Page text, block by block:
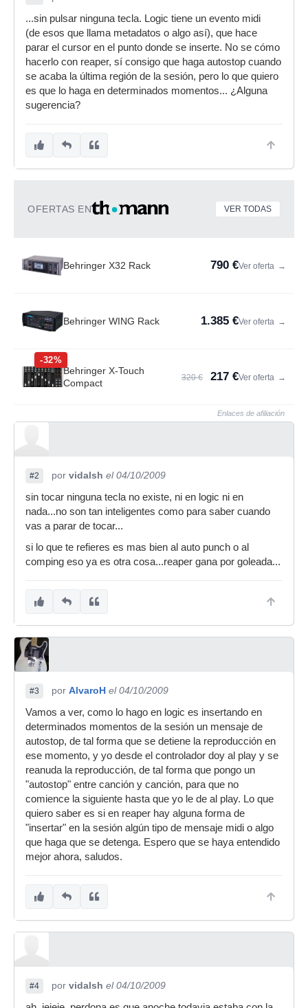
...sin pulsar ninguna tecla. Logic tiene un evento midi
(de esos que llama metadatos o algo así), que hace
parar el cursor en el punto donde se inserte. No se cómo
hacerlo con reaper, sí consigo que haga autostop cuando
se acaba la última región de la sesión, pero lo que quiero
es que lo haga en determinados momentos... ¿Alguna
sugerencia?
OFERTAS EN VER TODAS
Behringer X32 Rack 790 €Ver oferta →
Behringer WING Rack 1.385 €Ver oferta →
-32%
Behringer X-Touch
Compact
320 € 217 €Ver oferta →
Enlaces de afiliación
#2 por vidalsh el 04/10/2009
sin tocar ninguna tecla no existe, ni en logic ni en
nada...no son tan inteligentes como para saber cuando
vas a parar de tocar...
si lo que te refieres es mas bien al auto punch o al
comping eso ya es otra cosa...reaper gana por goleada...
#3 por AlvaroH el 04/10/2009
Vamos a ver, como lo hago en logic es insertando en
determinados momentos de la sesión un mensaje de
autostop, de tal forma que se detiene la reproducción en
ese momento, y yo desde el controlador doy al play y se
reanuda la reproducción, de tal forma que pongo un
"autostop" entre canción y canción, para que no
comience la siguiente hasta que yo le de al play. Lo que
quiero saber es si en reaper hay alguna forma de
"insertar" en la sesión algún tipo de mensaje midi o algo
que haga que se detenga. Espero que se haya entendido
mejor ahora, saludos.
#4 por vidalsh el 04/10/2009